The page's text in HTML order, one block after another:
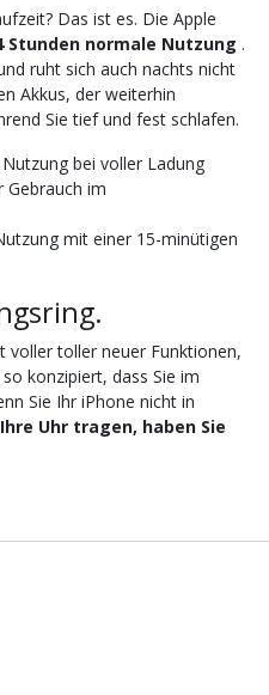
Das ist es. Die Apple
Stunden normale Nutzung .
ruht sich auch nachts nicht
Akkus, der weiterhin
Sie tief und fest schlafen.
bei voller Ladung
Gebrauch im
mit einer 15-minütigen
voller toller neuer Funktionen,
konzipiert, dass Sie im
Sie Ihr iPhone nicht in
Uhr tragen, haben Sie